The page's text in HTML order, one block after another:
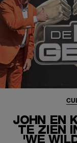
JOHN EN
TE ZIEN
'WE